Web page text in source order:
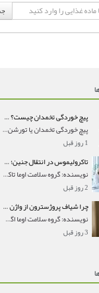
پیچ خوردگی تخمدان چیست؟ علائم اورژانسی، تشخیص و درمان تورشن تخمدان
پیچ خوردگی تخمدان یا تورشن تخمدان زمانی رخ می‌ده
1 روز قبل
تاکرولیموس در انتقال جنین؛ آیا شانس لانه‌گزینی را افزایش می‌دهد؟
نویسنده: گروه سلامت اوما تاکرولیموس در انتقال جنین
2 روز قبل
چرا شیاف پروژسترون از واژن بیرون می‌ریزد؟ میزان جذب و زمان صحیح مصرف
نویسنده: گروه سلامت اوما اگر بعد از گذاشتن شیاف پر
3 روز قبل